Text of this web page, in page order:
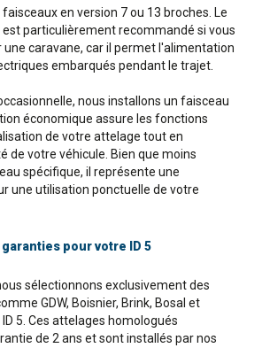
en version 7 ou 13 broches. Le
particulièrement recommandé si vous
caravane, car il permet l'alimentation
embarqués pendant le trajet.
nous installons un faisceau
économique assure les fonctions
de votre attelage tout en
de votre véhicule. Bien que moins
spécifique, il représente une
une utilisation ponctuelle de votre
pour votre ID 5
sélectionnons exclusivement des
GDW, Boisnier, Brink, Bosal et
5. Ces attelages homologués
de 2 ans et sont installés par nos